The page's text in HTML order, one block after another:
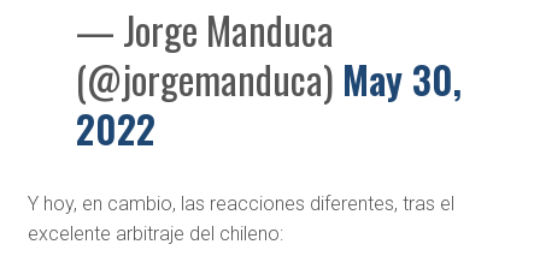
— Jorge Manduca
(@jorgemanduca) May 30,
2022
Y hoy, en cambio, las reacciones diferentes, tras el
excelente arbitraje del chileno: